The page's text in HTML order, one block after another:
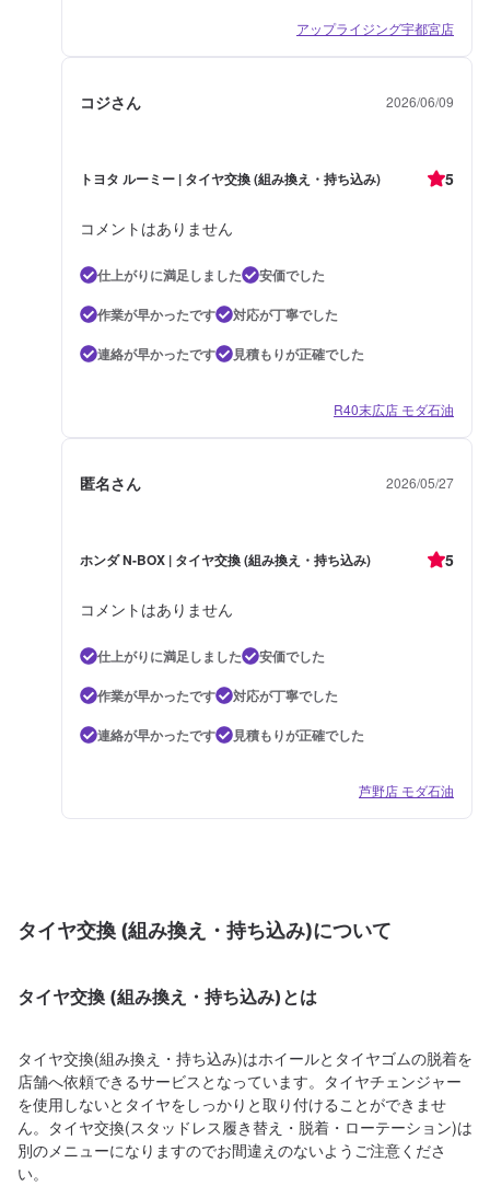
アップライジング宇都宮店
コジさん 2026/06/09
トヨタ ルーミー | タイヤ交換 (組み換え・持ち込み) 5
コメントはありません
仕上がりに満足しました
安価でした
作業が早かったです
対応が丁寧でした
連絡が早かったです
見積もりが正確でした
R40末広店 モダ石油
匿名さん 2026/05/27
ホンダ N-BOX | タイヤ交換 (組み換え・持ち込み) 5
コメントはありません
仕上がりに満足しました
安価でした
作業が早かったです
対応が丁寧でした
連絡が早かったです
見積もりが正確でした
芦野店 モダ石油
タイヤ交換 (組み換え・持ち込み)について
タイヤ交換 (組み換え・持ち込み)とは
タイヤ交換(組み換え・持ち込み)はホイールとタイヤゴムの脱着を
店舗へ依頼できるサービスとなっています。タイヤチェンジャー
を使用しないとタイヤをしっかりと取り付けることができませ
ん。タイヤ交換(スタッドレス履き替え・脱着・ローテーション)は
別のメニューになりますのでお間違えのないようご注意くださ
い。